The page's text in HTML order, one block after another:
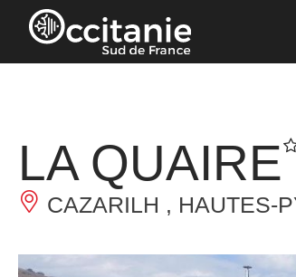
Panneau de gestion des cookies
LA QUAIRE
CAZARILH , HAUTES-